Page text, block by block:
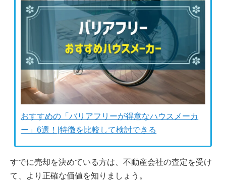
おすすめの「バリアフリーが得意なハウスメーカ
ー」6選！|特徴を比較して検討できる
すでに売却を決めている方は、不動産会社の査定を受け
て、より正確な価値を知りましょう。